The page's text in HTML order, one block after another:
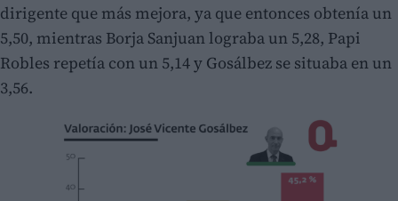
dirigente que más mejora, ya que entonces obtenía un
5,50, mientras Borja Sanjuan lograba un 5,28, Papi
Robles repetía con un 5,14 y Gosálbez se situaba en un
3,56.